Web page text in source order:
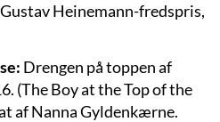
Heinemann-fredspris,
Drengen på toppen af
(The Boy at the Top of the
af Nanna Gyldenkærne.